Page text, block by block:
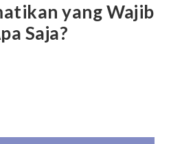
yang Wajib
Saja?